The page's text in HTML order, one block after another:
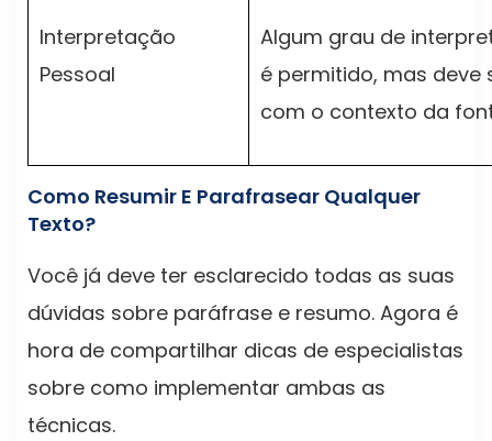
Interpretação
Pessoal
Algum grau de
é permitido, mas deve
com o contexto da
Como Resumir E Parafrasear Qualquer
Texto?
Você já deve ter esclarecido todas as suas
dúvidas sobre paráfrase e resumo. Agora é
hora de compartilhar dicas de especialistas
sobre como implementar ambas as
técnicas.